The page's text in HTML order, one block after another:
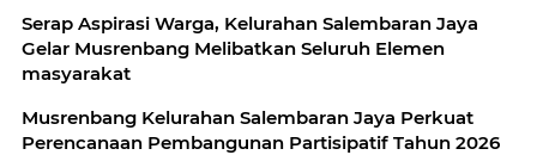
Serap Aspirasi Warga, Kelurahan Salembaran Jaya
Gelar Musrenbang Melibatkan Seluruh Elemen
masyarakat
Musrenbang Kelurahan Salembaran Jaya Perkuat
Perencanaan Pembangunan Partisipatif Tahun 2026